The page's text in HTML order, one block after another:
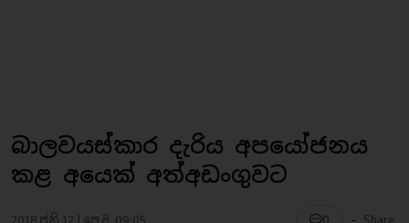
බාලවයස්කාර දැරිය අපයෝජනය
කළ අයෙක් අත්අඩංගුවට
2018 ජූනි 12 | පෙ.ව. 09:05 0 - Share